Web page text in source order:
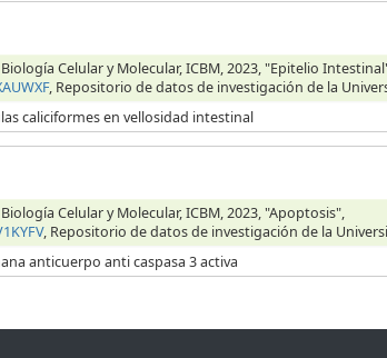
Celular y Molecular, ICBM, 2023, "Epitelio
, Repositorio de datos de investigación de la
caliciformes en vellosidad intestinal
Celular y Molecular, ICBM, 2023, "Apoptosis",
, Repositorio de datos de investigación de la
anticuerpo anti caspasa 3 activa